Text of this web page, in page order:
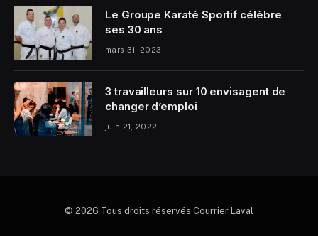
Le Groupe Karaté Sportif célèbre
ses 30 ans
mars 31, 2023
3 travailleurs sur 10 envisagent de
changer d’emploi
juin 21, 2022
© 2026 Tous droits réservés Courrier Laval